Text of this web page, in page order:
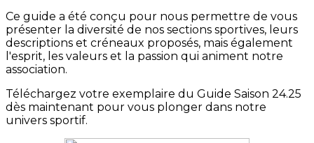
Ce guide a été conçu pour nous permettre de vous
présenter la diversité de nos sections sportives, leurs
descriptions et créneaux proposés, mais également
l'esprit, les valeurs et la passion qui animent notre
association.
Téléchargez votre exemplaire du Guide Saison 24.25
dès maintenant pour vous plonger dans notre
univers sportif.